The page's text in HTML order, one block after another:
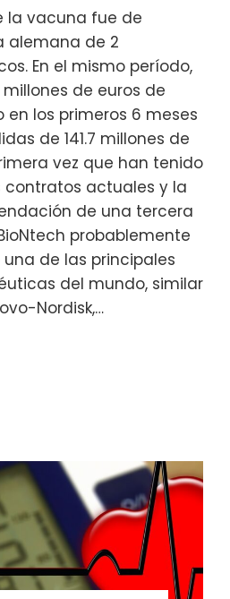
la vacuna fue de
alemana de 2
En el mismo período,
de euros de
los primeros 6 meses
de 141.7 millones de
vez que han tenido
contratos actuales y la
de una tercera
probablemente
una de las principales
del mundo, similar
Nordisk,…